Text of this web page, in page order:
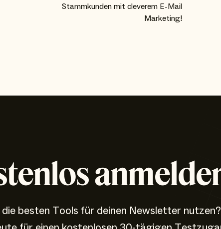
Stammkunden mit cleverem E-Mail
Marketing!
besten Tools für deinen Newsletter